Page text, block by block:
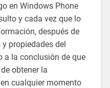
en Windows Phone
y cada vez que lo
después de
propiedades del
a la conclusión de que
obtener la
cualquier momento